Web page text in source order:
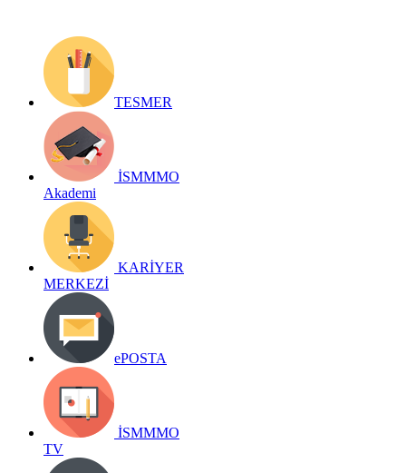
TESMER
İSMMMO
Akademi
KARİYER
MERKEZİ
ePOSTA
İSMMMO
TV